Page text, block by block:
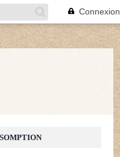
Connexion